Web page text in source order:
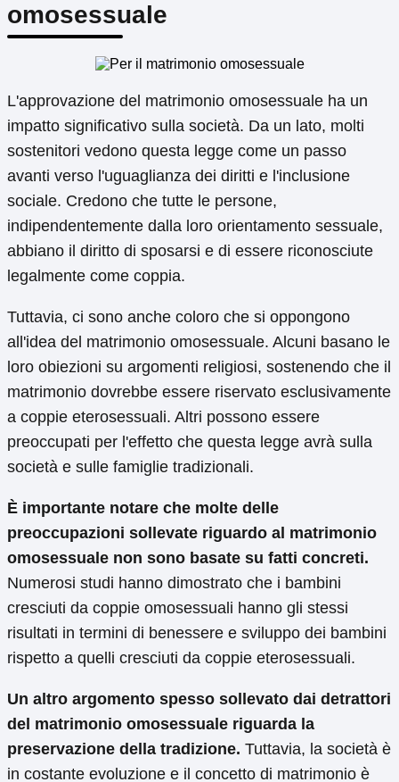
omosessuale
L'approvazione del matrimonio omosessuale ha un
impatto significativo sulla società. Da un lato, molti
sostenitori vedono questa legge come un passo
avanti verso l'uguaglianza dei diritti e l'inclusione
sociale. Credono che tutte le persone,
indipendentemente dalla loro orientamento sessuale,
abbiano il diritto di sposarsi e di essere riconosciute
legalmente come coppia.
Tuttavia, ci sono anche coloro che si oppongono
all'idea del matrimonio omosessuale. Alcuni basano le
loro obiezioni su argomenti religiosi, sostenendo che il
matrimonio dovrebbe essere riservato esclusivamente
a coppie eterosessuali. Altri possono essere
preoccupati per l'effetto che questa legge avrà sulla
società e sulle famiglie tradizionali.
È importante notare che molte delle
preoccupazioni sollevate riguardo al matrimonio
omosessuale non sono basate su fatti concreti.
Numerosi studi hanno dimostrato che i bambini
cresciuti da coppie omosessuali hanno gli stessi
risultati in termini di benessere e sviluppo dei bambini
rispetto a quelli cresciuti da coppie eterosessuali.
Un altro argomento spesso sollevato dai detrattori
del matrimonio omosessuale riguarda la
preservazione della tradizione. Tuttavia, la società è
in costante evoluzione e il concetto di matrimonio è